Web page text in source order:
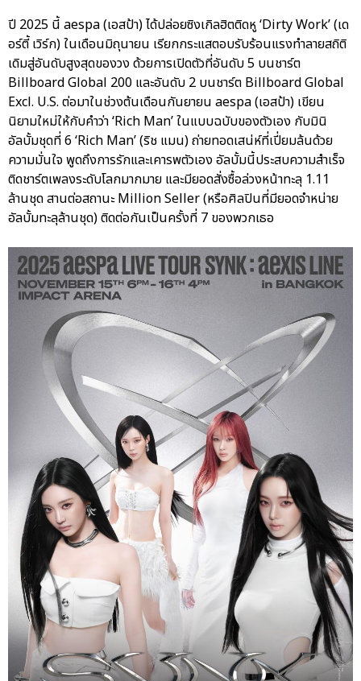
ปี 2025 นี้ aespa (เอสป้า) ได้ปล่อยซิงเกิลฮิตติดหู ‘Dirty Work’ (เด
อร์ตี้ เวิร์ก) ในเดือนมิถุนายน เรียกกระแสตอบรับร้อนแรงทำลายสถิติ
เดิมสู่อันดับสูงสุดของวง ด้วยการเปิดตัวที่อันดับ 5 บนชาร์ต
Billboard Global 200 และอันดับ 2 บนชาร์ต Billboard Global
Excl. U.S. ต่อมาในช่วงต้นเดือนกันยายน aespa (เอสป้า) เขียน
นิยามใหม่ให้กับคำว่า ‘Rich Man’ ในแบบฉบับของตัวเอง กับมินิ
อัลบั้มชุดที่ 6 ‘Rich Man’ (ริช แมน) ถ่ายทอดเสน่ห์ที่เปี่ยมล้นด้วย
ความมั่นใจ พูดถึงการรักและเคารพตัวเอง อัลบั้มนี้ประสบความสำเร็จ
ติดชาร์ตเพลงระดับโลกมากมาย และมียอดสั่งซื้อล่วงหน้าทะลุ 1.11
ล้านชุด สานต่อสถานะ Million Seller (หรือศิลปินที่มียอดจำหน่าย
อัลบั้มทะลุล้านชุด) ติดต่อกันเป็นครั้งที่ 7 ของพวกเธอ